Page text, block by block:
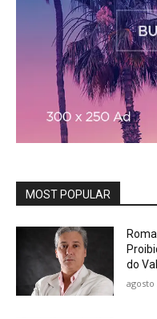
MOST POPULAR
do
agosto